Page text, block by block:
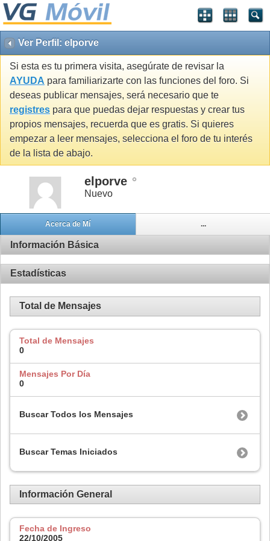
Ver Perfil: elporve
Si esta es tu primera visita, asegúrate de revisar la
AYUDA para familiarizarte con las funciones del foro. Si
deseas publicar mensajes, será necesario que te
registres para que puedas dejar respuestas y crear tus
propios mensajes, recuerda que es gratis. Si quieres
empezar a leer mensajes, selecciona el foro de tu interés
de la lista de abajo.
elporve
Nuevo
Acerca de Mí ...
Información Básica
Estadísticas
Total de Mensajes
Total de Mensajes
0
Mensajes Por Día
0
Buscar Todos los Mensajes
Buscar Temas Iniciados
Información General
Fecha de Ingreso
22/10/2005